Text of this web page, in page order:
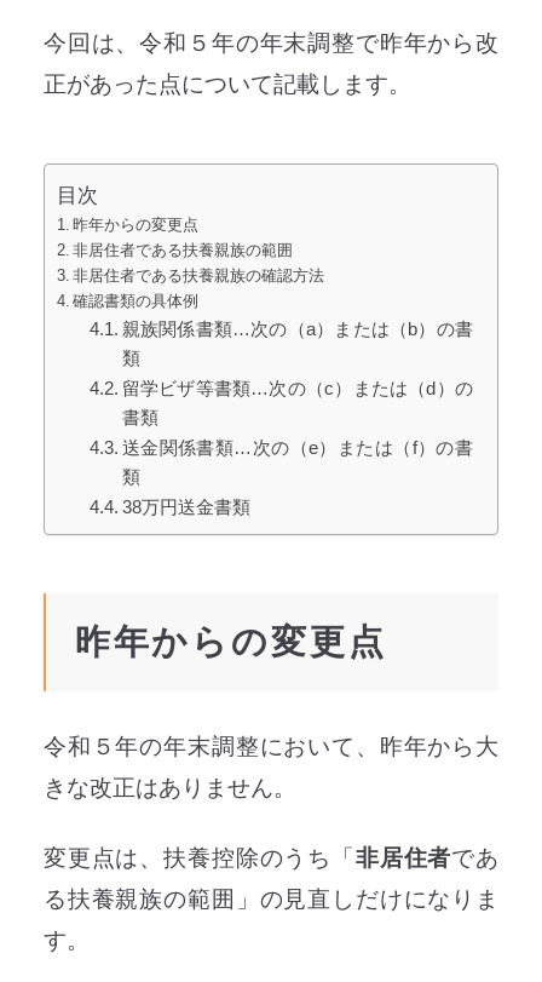
今回は、令和５年の年末調整で昨年から改
正があった点について記載します。
目次
昨年からの変更点
非居住者である扶養親族の範囲
非居住者である扶養親族の確認方法
確認書類の具体例
親族関係書類…次の（a）または（b）の書
類
留学ビザ等書類…次の（c）または（d）の
書類
送金関係書類…次の（e）または（f）の書
類
38万円送金書類
昨年からの変更点
令和５年の年末調整において、昨年から大
きな改正はありません。
変更点は、扶養控除のうち「 非居住者であ
る扶養親族の範囲」の見直しだけになりま
す。